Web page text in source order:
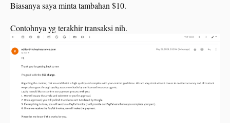
Enaknya pasang Guest Post?
Selamat berburu kata kunci GUEST POST!.
Biasanya saya minta tambahan $10.
Contohnya yg terakhir transaksi nih.